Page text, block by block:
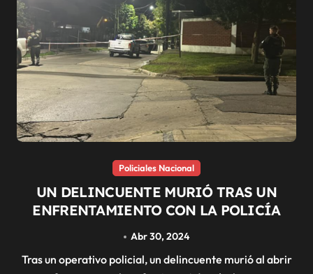
Policiales Nacional
UN DELINCUENTE MURIÓ TRAS UN
ENFRENTAMIENTO CON LA POLICÍA
Abr 30, 2024
Tras un operativo policial, un delincuente murió al abrir